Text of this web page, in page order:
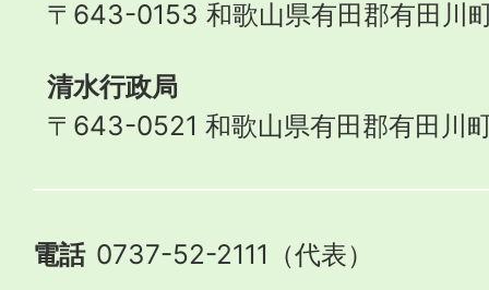
〒643-0153 和歌山県有田郡有田川
清水行政局
〒643-0521 和歌山県有田郡有田川
電話 0737-52-2111（代表）